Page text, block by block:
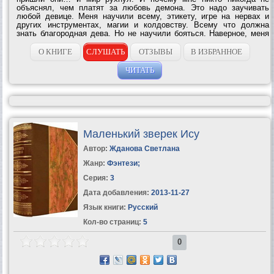
объяснял, чем платят за любовь демона. Это надо заучивать
любой девице. Меня научили всему, этикету, игре на нервах и
других инструментах, магии и колдовству. Всему что должна
знать благородная дева. Но не научили бояться. Наверное, меня
неправильно воспитали. Иначе бы не попала я в эту...
О КНИГЕ
СЛУШАТЬ ОТЗЫВЫ
В ИЗБРАННОЕ
ЧИТАТЬ
Маленький зверек Ису
Автор: Жданова Светлана
Жанр: Фэнтези;
Серия: 3
Дата добавления: 2013-11-27
Язык книги: Русский
Кол-во страниц: 5
0